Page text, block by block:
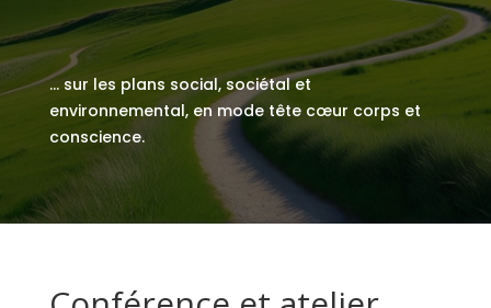
… sur les plans social, sociétal et
environnemental, en mode tête cœur corps et
conscience.